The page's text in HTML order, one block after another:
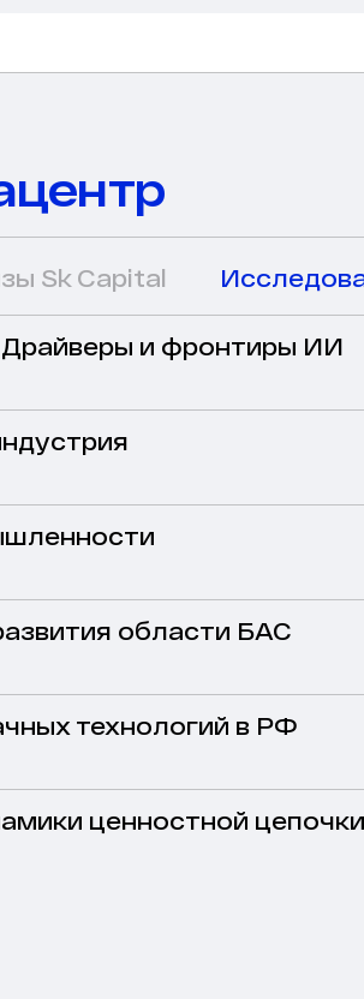
Sk Capital
и фронтиры ИИ
области БАС
технологий в РФ
ценностной